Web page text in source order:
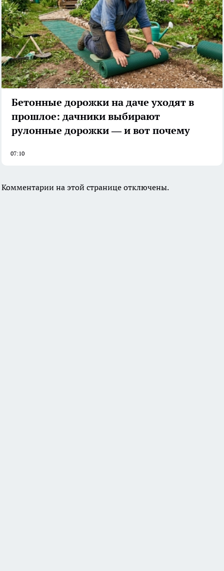
Бетонные дорожки на даче уходят в
прошлое: дачники выбирают
рулонные дорожки — и вот почему
07:10
Комментарии на этой странице отключены.